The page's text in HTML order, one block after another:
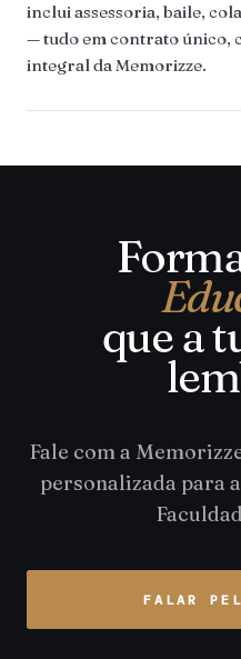
inclui assessoria, baile,
— tudo em contrato único,
integral da Memorizze.
que a
Fale com a
personalizada para
FALAR